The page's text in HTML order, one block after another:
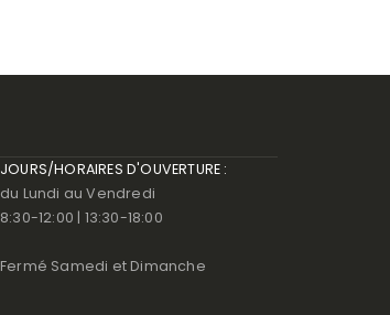
JOURS/HORAIRES D'OUVERTURE :
du Lundi au Vendredi
8:30-12:00 | 13:30-18:00
Fermé Samedi et Dimanche